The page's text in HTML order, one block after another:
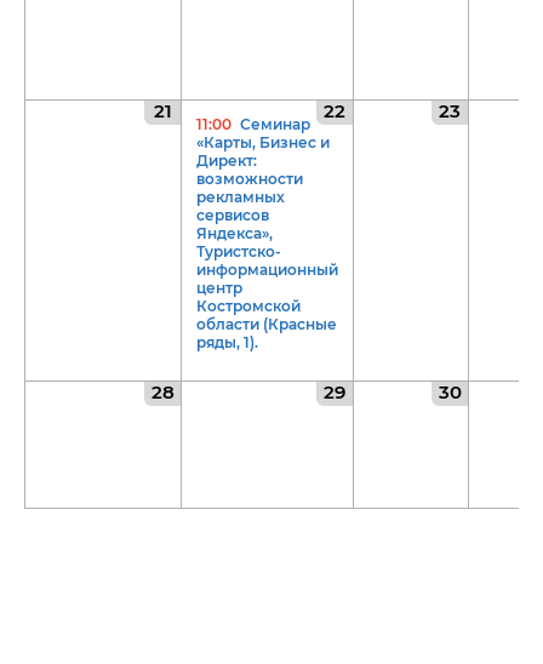
21 22
11:00 Семинар
«Карты, Бизнес и
Директ:
возможности
рекламных
сервисов
Яндекса»,
Туристско-
информационный
центр
Костромской
области (Красные
ряды, 1).
23
28 29 30